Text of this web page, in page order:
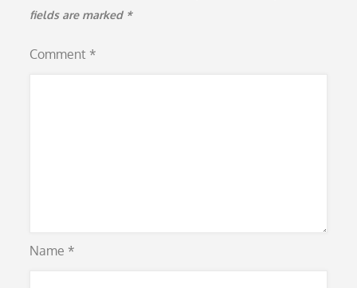
fields are marked *
Comment *
Name *